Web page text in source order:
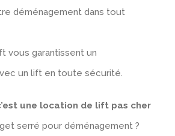
déménagement dans tout
vous garantissent un
un lift en toute sécurité.
une location de lift pas cher
serré pour déménagement ?